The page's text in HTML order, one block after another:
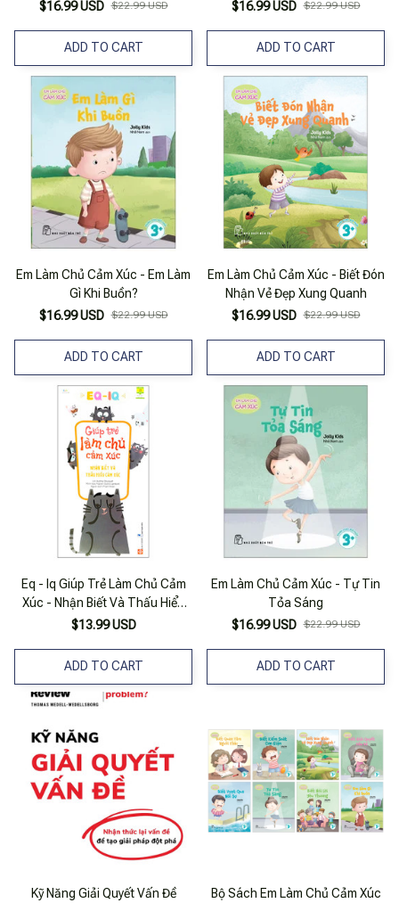
$16.99 USD $22.99 USD
ADD TO CART
$16.99 USD $22.99 USD
ADD TO CART
Em Làm Chủ Cảm Xúc - Em Làm
Gì Khi Buồn?
$16.99 USD $22.99 USD
ADD TO CART
Em Làm Chủ Cảm Xúc - Biết Đón
Nhận Vẻ Đẹp Xung Quanh
$16.99 USD $22.99 USD
ADD TO CART
Eq - Iq Giúp Trẻ Làm Chủ Cảm
Xúc - Nhận Biết Và Thấu Hiểu
Cảm Xúc
$13.99 USD
ADD TO CART
Em Làm Chủ Cảm Xúc - Tự Tin
Tỏa Sáng
$16.99 USD $22.99 USD
ADD TO CART
Kỹ Năng Giải Quyết Vấn Đề
Bộ Sách Em Làm Chủ Cảm Xúc